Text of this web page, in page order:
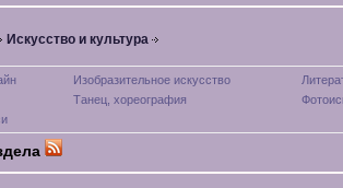
Искусство и культура
Изобразительное искусство
Танец, хореография